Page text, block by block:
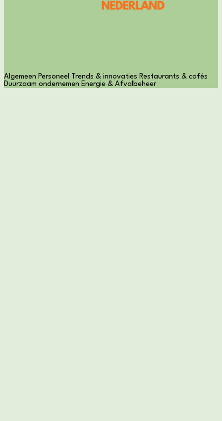
Algemeen Personeel Trends & innovaties Restaurants & cafés
Duurzaam ondernemen Energie & Afvalbeheer